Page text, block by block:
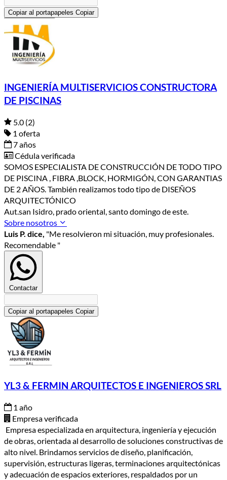
Copiar al portapapeles Copiar
INGENIERÍA MULTISERVICIOS CONSTRUCTORA
DE PISCINAS
5.0 (2)
1 oferta
7 años
Cédula verificada
SOMOS ESPECIALISTA DE CONSTRUCCIÓN DE TODO TIPO
DE PISCINA , FIBRA ,BLOCK, HORMIGÓN, CON GARANTIAS
DE 2 AÑOS. También realizamos todo tipo de DISEÑOS
ARQUITECTÓNICO
Aut.san Isidro, prado oriental, santo domingo de este.
Sobre nosotros
Luis P. dice, "Me resolvieron mi situación, muy profesionales.
Recomendable "
Contactar
Copiar al portapapeles Copiar
YL3 & FERMIN ARQUITECTOS E INGENIEROS SRL
1 año
Empresa verificada
Empresa especializada en arquitectura, ingeniería y ejecución
de obras, orientada al desarrollo de soluciones constructivas de
alto nivel. Brindamos servicios de diseño, planificación,
supervisión, estructuras ligeras, terminaciones arquitectónicas
y adecuación de espacios exteriores, respaldados por un